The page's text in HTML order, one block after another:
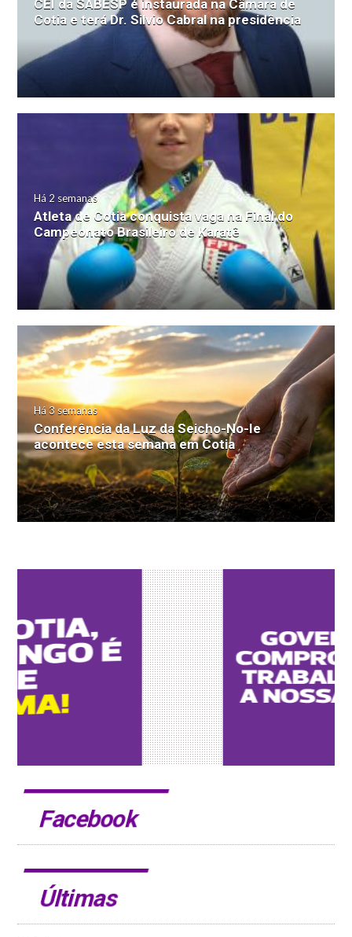
CEI da SABESP é instaurada na Câmara de
Cotia e terá Dr. Silvio Cabral na presidência
Há 2 semanas
Atleta de Cotia conquista vaga na Final do
Campeonato Brasileiro de Karatê
Há 3 semanas
Conferência da Luz da Seicho-No-Ie
acontece esta semana em Cotia
Facebook
Últimas